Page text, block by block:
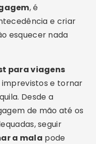
, é
e criar
esquecer nada
para viagens
e tornar
Desde a
de mão até os
seguir
a mala pode